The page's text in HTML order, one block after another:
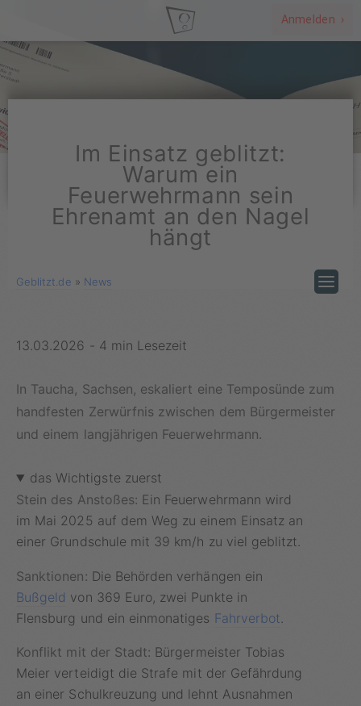
Anmelden ›
Im Einsatz geblitzt:
Warum ein
Feuerwehrmann sein
Ehrenamt an den Nagel
hängt
Geblitzt.de » News
13.03.2026 - 4 min Lesezeit
In Taucha, Sachsen, eskaliert eine Temposünde zum
handfesten Zerwürfnis zwischen dem Bürgermeister
und einem langjährigen Feuerwehrmann.
das Wichtigste zuerst
Stein des Anstoßes: Ein Feuerwehrmann wird
im Mai 2025 auf dem Weg zu einem Einsatz an
einer Grundschule mit 39 km/h zu viel geblitzt.
Sanktionen: Die Behörden verhängen ein
Bußgeld von 369 Euro, zwei Punkte in
Flensburg und ein einmonatiges Fahrverbot
Konflikt mit der Stadt: Bürgermeister Tobias
Meier verteidigt die Strafe mit der Gefährdung
an einer Schulkreuzung und lehnt Ausnahmen